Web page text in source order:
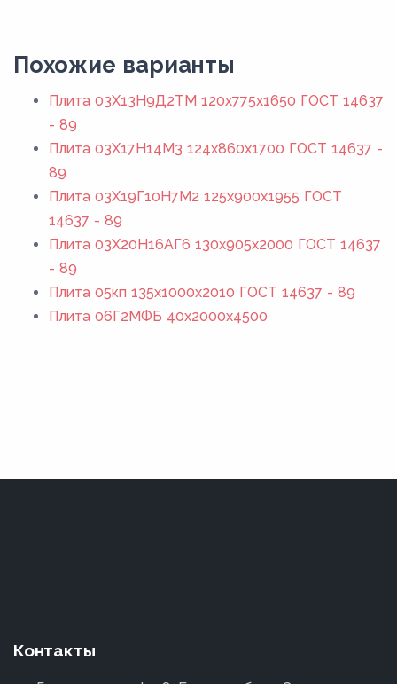
Похожие варианты
Плита 03Х13Н9Д2ТМ 120x775x1650 ГОСТ 14637
- 89
Плита 03Х17Н14М3 124x860x1700 ГОСТ 14637 -
89
Плита 03Х19Г10Н7М2 125x900x1955 ГОСТ
14637 - 89
Плита 03Х20Н16АГ6 130x905x2000 ГОСТ 14637
- 89
Плита 05кп 135x1000x2010 ГОСТ 14637 - 89
Плита 06Г2МФБ 40x2000x4500
Контакты